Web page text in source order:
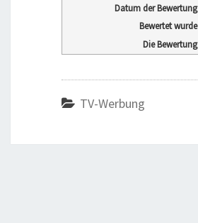
Datum der Bewertung
Bewertet wurde
Die Bewertung
TV-Werbung